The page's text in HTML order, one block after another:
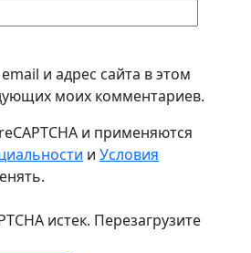
и адрес сайта в этом
моих комментариев.
и применяются
и Условия
истек. Перезагрузите